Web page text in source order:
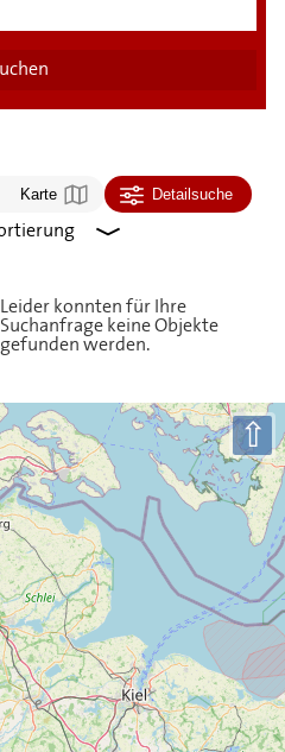
Karte Detailsuche
Leider konnten für Ihre
Suchanfrage keine Objekte
gefunden werden.
⇧